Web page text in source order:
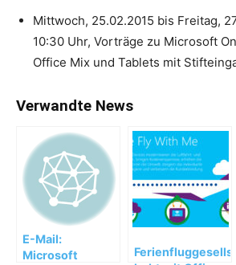
Mittwoch, 25.02.2015 bis Freitag,
10:30 Uhr, Vorträge zu Microsoft
Office Mix und Tablets mit
Verwandte News
E-Mail:
Microsoft